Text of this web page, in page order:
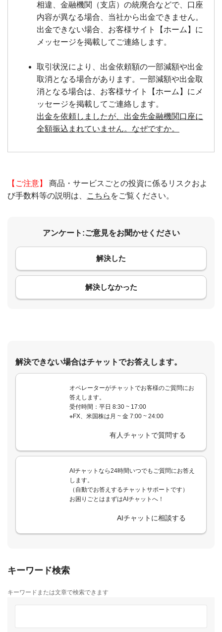
相違、金融機関（支店）の統廃合などで、口座
内容が異なる場合、当社から出金できません。
出金できない場合、お客様サイト【ホーム】に
メッセージを掲載してご連絡します。
取引状況により、出金依頼額の一部減額や出金
取消となる場合があります。一部減額や出金取
消となる場合は、お客様サイト【ホーム】にメ
ッセージを掲載してご連絡します。
出金を依頼しましたが、出金先金融機関口座に
全額振込まれていません。なぜですか。
【ご注意】
商品・サービスごとの投資に係るリスクおよ
び手数料等の説明は、
こちら をご覧ください。
アンケート:ご意見をお聞かせください
解決した
解決しなかった
コメント
解決できない場合はチャットでお答えします。
オペレーターがチャットでお客様のご質問にお
答えします。
受付時間：平日 8:30 ~ 17:00
※FX、米国株は月 ~ 金 7:00 ~ 24:00
有人チャットで質問する
AIチャットなら24時間いつでもご質問にお答え
します。
（自動でお答えするチャットサポートです）
お困りごとはまずはAIチャットへ！
AIチャットに相談する
キーワード検索
キーワードまたは文章で検索できます